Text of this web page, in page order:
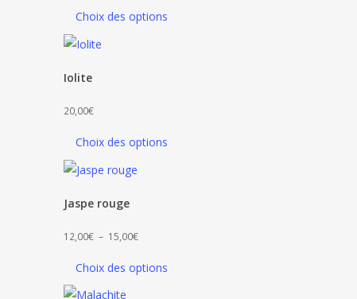
Choix des options
Choix des options
Iolite
20,00€
Choix des options
Jaspe rouge
12,00€ – 15,00€Plage
prix :